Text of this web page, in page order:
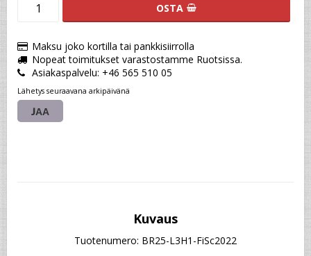
OSTA
Maksu joko kortilla tai pankkisiirrolla
Nopeat toimitukset varastostamme Ruotsissa.
Asiakaspalvelu: +46 565 510 05
Lähetys seuraavana arkipäivänä
JAA
Kuvaus
Tuotenumero: BR25-L3H1-FiSc2022